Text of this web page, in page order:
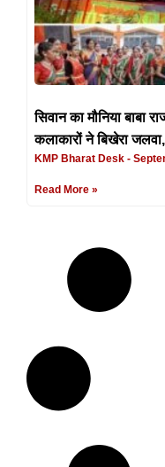
सिवान का मौनिया बाबा
कलाकारों ने बिखेरा
KMP Bharat Desk
Read More »